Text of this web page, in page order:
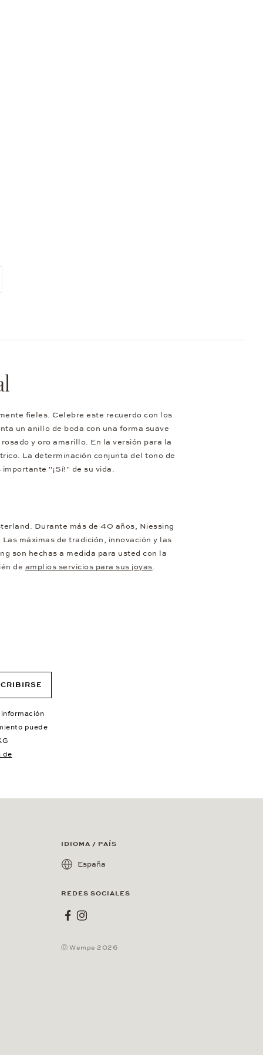
fieles. Celebre este recuerdo con los
un anillo de boda con una forma suave
y oro amarillo. En la versión para la
La determinación conjunta del tono de
"¡Sí!" de su vida.
Durante más de 40 años, Niessing
máximas de tradición, innovación y las
son hechas a medida para usted con la
de amplios servicios para sus joyas.
puede
de
IDIOMA / PAÍS
España
REDES SOCIALES
Wempe en Facebook
Wempe en Instagram
Ⓒ Wempe 2026